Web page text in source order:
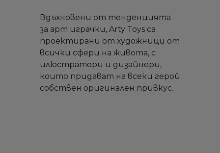
Вдъхновени от тенденцията
за арт играчки, Arty Toys са
проектирани от художници от
всички сфери на живота, с
илюстратори и дизайнери,
които придават на всеки герой
собствен оригинален привкус.